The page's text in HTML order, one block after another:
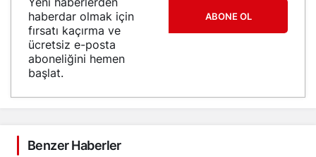
haberdar olmak için
fırsatı kaçırma ve
ücretsiz e-posta
aboneliğini hemen
başlat.
ABONE OL
Benzer Haberler